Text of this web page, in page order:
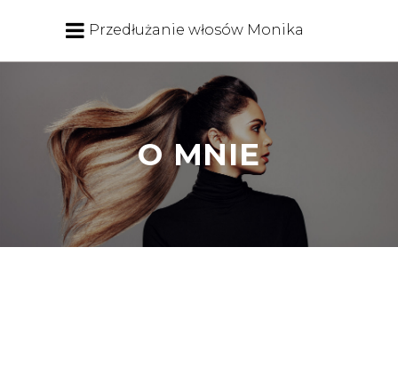
Przedłużanie włosów Monika
O MNIE